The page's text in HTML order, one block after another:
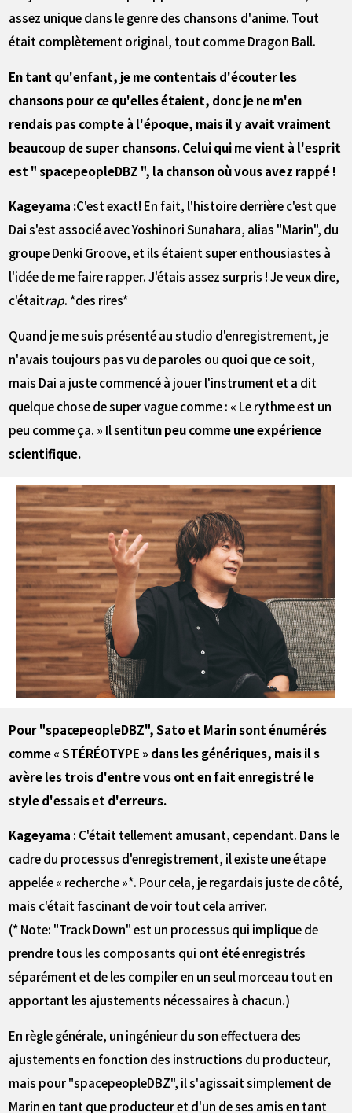
assez unique dans le genre des chansons d'anime. Tout
était complètement original, tout comme Dragon Ball.
――En tant qu'enfant, je me contentais d'écouter les
chansons pour ce qu'elles étaient, donc je ne m'en
rendais pas compte à l'époque, mais il y avait vraiment
beaucoup de super chansons. Celui qui me vient à l'esprit
est " spacepeopleDBZ ", la chanson où vous avez rappé !
Kageyama :C'est exact! En fait, l'histoire derrière c'est que
Dai s'est associé avec Yoshinori Sunahara, alias "Marin", du
groupe Denki Groove, et ils étaient super enthousiastes à
l'idée de me faire rapper. J'étais assez surpris ! Je veux dire,
c'étaitrap. *des rires*
Quand je me suis présenté au studio d'enregistrement, je
n'avais toujours pas vu de paroles ou quoi que ce soit,
mais Dai a juste commencé à jouer l'instrument et a dit
quelque chose de super vague comme : « Le rythme est un
peu comme ça. » Il sentitun peu comme une expérience
scientifique.
――Pour "spacepeopleDBZ", Sato et Marin sont énumérés
comme « STÉRÉOTYPE » dans les génériques, mais il s
avère les trois d'entre vous ont en fait enregistré le
style d'essais et d'erreurs.
Kageyama : C'était tellement amusant, cependant. Dans le
cadre du processus d'enregistrement, il existe une étape
appelée « recherche »*. Pour cela, je regardais juste de côté,
mais c'était fascinant de voir tout cela arriver.
(* Note: "Track Down" est un processus qui implique de
prendre tous les composants qui ont été enregistrés
séparément et de les compiler en un seul morceau tout en
apportant les ajustements nécessaires à chacun.)
En règle générale, un ingénieur du son effectuera des
ajustements en fonction des instructions du producteur,
mais pour "spacepeopleDBZ", il s'agissait simplement de
Marin en tant que producteur et d'un de ses amis en tant